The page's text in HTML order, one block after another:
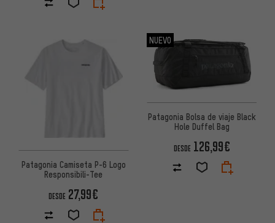
Patagonia Camiseta P-6 Logo
Responsibili-Tee
DESDE 27,99€
NUEVO
Patagonia Bolsa de viaje Black
Hole Duffel Bag
DESDE 126,99€